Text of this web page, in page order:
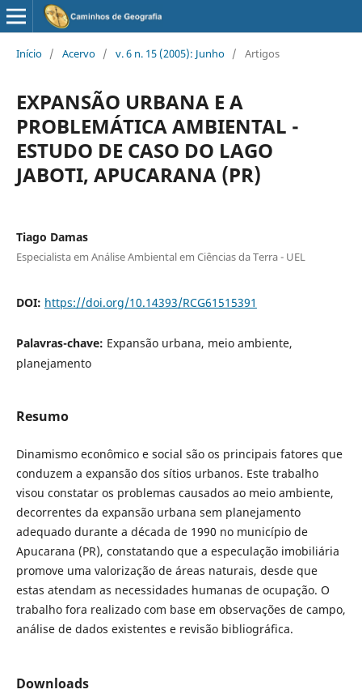
Início / Acervo / v. 6 n. 15 (2005): Junho / Artigos
EXPANSÃO URBANA E A
PROBLEMÁTICA AMBIENTAL -
ESTUDO DE CASO DO LAGO
JABOTI, APUCARANA (PR)
Tiago Damas
Especialista em Análise Ambiental em Ciências da Terra - UEL
DOI: https://doi.org/10.14393/RCG61515391
Palavras-chave: Expansão urbana, meio ambiente,
planejamento
Resumo
Dinamismo econômico e social são os principais fatores que
conduzem a expansão dos sítios urbanos. Este trabalho
visou constatar os problemas causados ao meio ambiente,
decorrentes da expansão urbana sem planejamento
adequado durante a década de 1990 no município de
Apucarana (PR), constatando que a especulação imobiliária
promove uma valorização de áreas naturais, desde que
estas atendam as necessidades humanas de ocupação. O
trabalho fora realizado com base em observações de campo,
análise de dados existentes e revisão bibliográfica.
Downloads